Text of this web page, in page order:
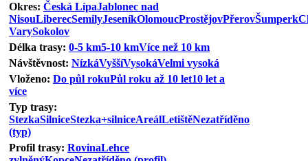
Okres: Česká LípaJablonec nad
NisouLiberecSemilyJeseníkOlomoucProstějovPřerovŠumperk
VarySokolov
Délka trasy: 0-5 km5-10 kmVíce než 10 km
Návštěvnost: NízkáVyššíVysokáVelmi vysoká
Vloženo: Do půl rokuPůl roku až 10 let10 let a
více
Typ trasy:
StezkaSilniceStezka+silniceAreálLetištěNezatříděno
(typ)
Profil trasy: RovinaLehce